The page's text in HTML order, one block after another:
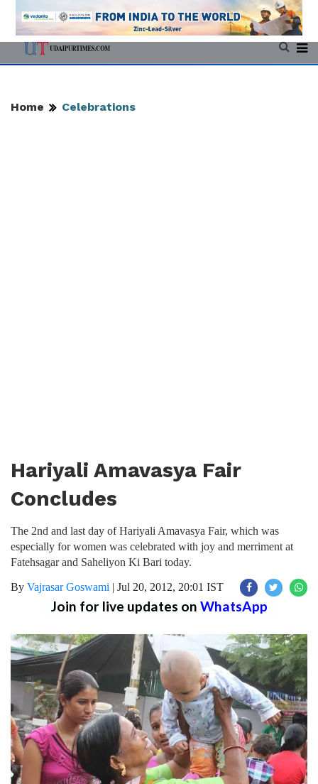
Home Celebrations
Hariyali Amavasya Fair
Concludes
The 2nd and last day of Hariyali Amavasya Fair, which was
especially for women was celebrated with joy and merriment at
Fatehsagar and Saheliyon Ki Bari today.
By Vajrasar Goswami Jul 20, 2012, 20:01 IST
Join for live updates onWhatsApp